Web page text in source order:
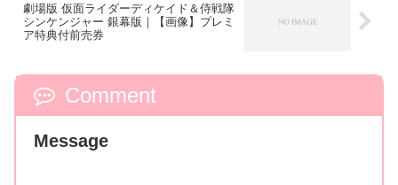
劇場版 仮面ライダーディケイド＆侍戦隊
シンケンジャー 銀幕版｜【画像】プレミ
ア特典付前売券
Comment
Message